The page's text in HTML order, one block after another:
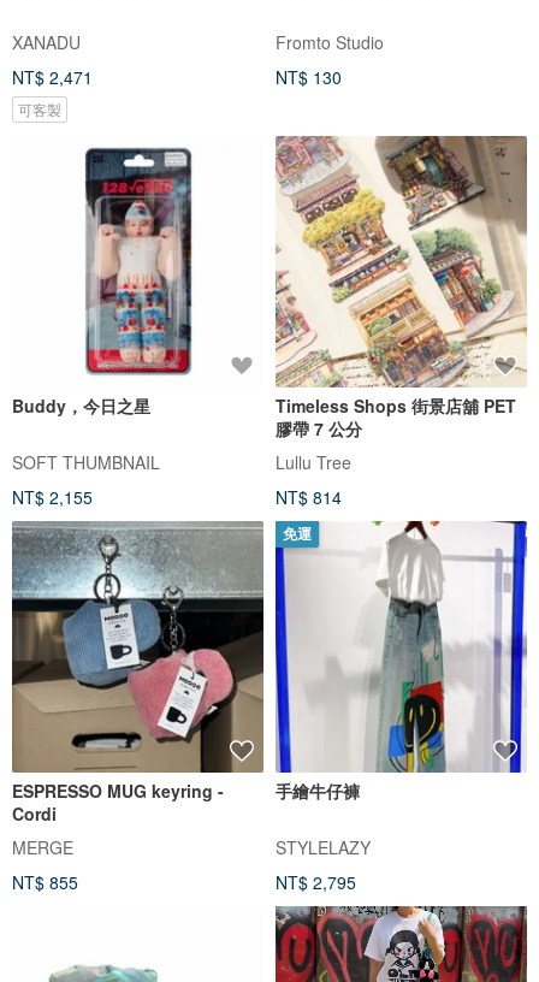
XANADU
NT$ 2,471
可客製
Fromto Studio
NT$ 130
Buddy，今日之星
SOFT THUMBNAIL
NT$ 2,155
Timeless Shops 街景店舖 PET
膠帶 7 公分
Lullu Tree
NT$ 814
ESPRESSO MUG keyring -
Cordi
MERGE
NT$ 855
免運
手繪牛仔褲
STYLELAZY
NT$ 2,795